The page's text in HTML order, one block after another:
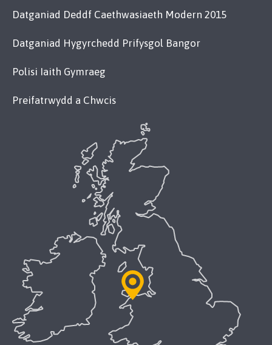
Datganiad Deddf Caethwasiaeth Modern 2015
Datganiad Hygyrchedd Prifysgol Bangor
Polisi Iaith Gymraeg
Preifatrwydd a Chwcis